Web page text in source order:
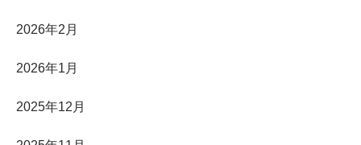
2026年2月
2026年1月
2025年12月